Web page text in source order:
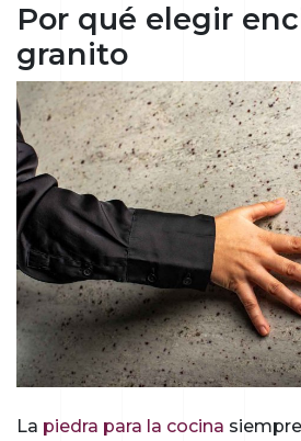
Por qué elegir
granito
La piedra para la cocina